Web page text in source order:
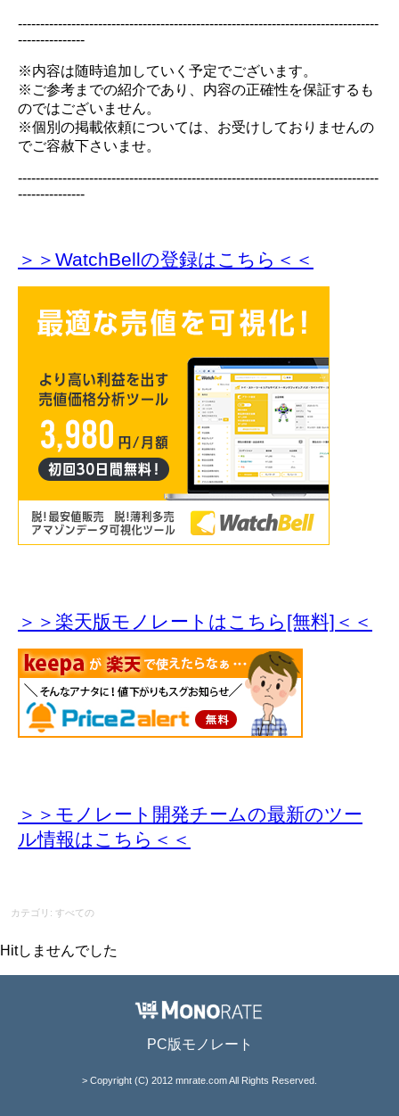
---------------------------------------------------------------------------------
---------------
※内容は随時追加していく予定でございます。
※ご参考までの紹介であり、内容の正確性を保証するも
のではございません。
※個別の掲載依頼については、お受けしておりませんの
でご容赦下さいませ。
---------------------------------------------------------------------------------
---------------
＞＞WatchBellの登録はこちら＜＜
＞＞楽天版モノレートはこちら[無料]＜＜
＞＞モノレート開発チームの最新のツー
ル情報はこちら＜＜
カテゴリ: すべての
Hitしませんでした
PC版モノレート
> Copyright (C) 2012 mnrate.com All Rights Reserved.